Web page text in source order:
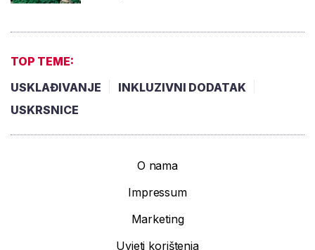
TOP TEME:
USKLAĐIVANJE
INKLUZIVNI DODATAK
USKRSNICE
O nama
Impressum
Marketing
Uvjeti korištenja